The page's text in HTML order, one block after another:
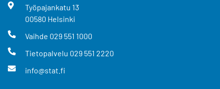
Työpajankatu 13
00580 Helsinki
Vaihde 029 551 1000
Tietopalvelu 029 551 2220
info@stat.fi